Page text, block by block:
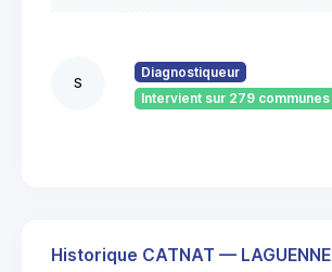
S
Diagnostiqueur
Intervient sur 279 communes
Historique CATNAT — LAGUENNE